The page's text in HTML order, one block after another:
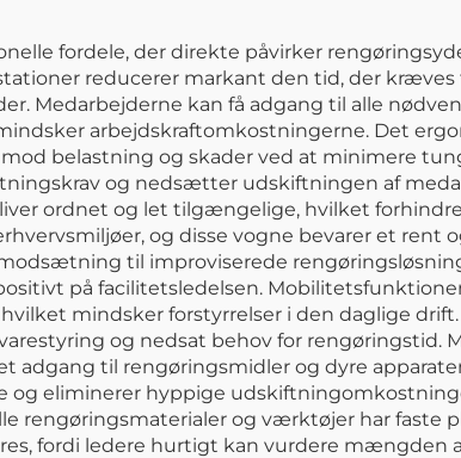
fordele, der direkte påvirker
reducerer markant den tid, der
Medarbejderne kan få adgang til alle
arbejdskraftomkostningerne. Det
belastning og skader ved at minimere
og nedsætter udskiftningen af
ordnet og let tilgængelige, hvilket
og disse vogne bevarer et rent
til improviserede
på facilitetsledelsen.
mindsker forstyrrelser i den daglige
og nedsat behov for rengøringstid.
adgang til rengøringsmidler og dyre
og eliminerer hyppige
rengøringsmaterialer og værktøjer har faste
fordi ledere hurtigt kan vurdere mængden